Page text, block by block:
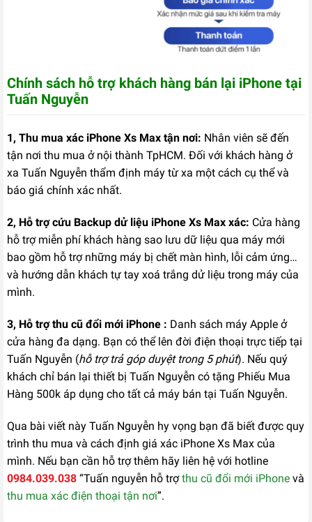
Chính sách hỗ trợ khách hàng bán lại iPhone tại
Tuấn Nguyễn
1, Thu mua xác iPhone Xs Max tận nơi: Nhân viên sẽ đến
tận nơi thu mua ở nội thành TpHCM. Đối với khách hàng ở
xa Tuấn Nguyễn thẩm định máy từ xa một cách cụ thể và
báo giá chính xác nhất.
2, Hỗ trợ cứu Backup dử liệu iPhone Xs Max xác: Cửa hàng
hỗ trợ miễn phí khách hàng sao lưu dữ liệu qua máy mới
bao gồm hỗ trợ những máy bị chết màn hình, lỗi cảm ứng…
và hướng dẫn khách tự tay xoá trắng dử liệu trong máy của
mình.
3, Hỗ trợ thu cũ đổi mới iPhone : Danh sách máy Apple ở
cửa hàng đa dạng. Bạn có thể lên đời điện thoại trực tiếp tại
Tuấn Nguyễn (hỗ trợ trả góp duyệt trong 5 phút). Nếu quý
khách chỉ bán lại thiết bị Tuấn Nguyễn có tặng Phiếu Mua
Hàng 500k áp dụng cho tất cả máy bán tại Tuấn Nguyễn.
Qua bài viết này Tuấn Nguyễn hy vọng bạn đã biết được quy
trình thu mua và cách định giá xác iPhone Xs Max của
mình. Nếu bạn cần hỗ trợ thêm hãy liên hệ với hotline
0984.039.038 “Tuấn nguyễn hỗ trợthu cũ đổi mới iPhone và
thu mua xác điện thoại tận nơi”.